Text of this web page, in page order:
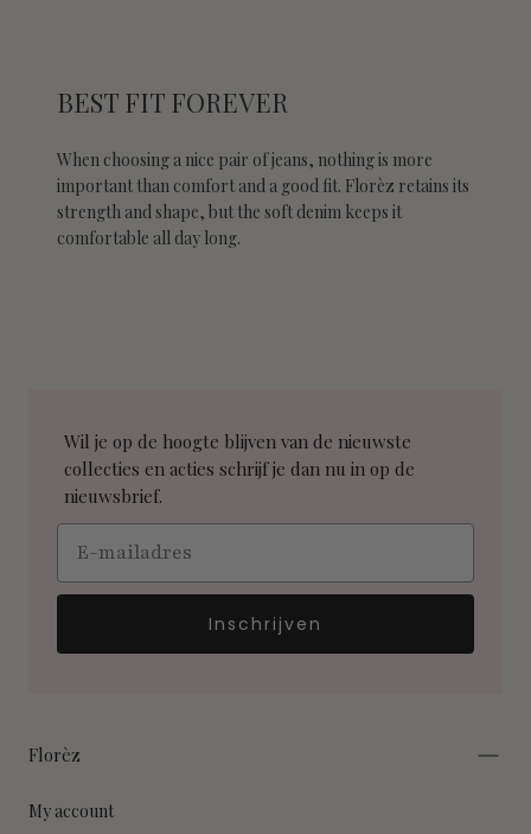
BEST FIT FOREVER
When choosing a nice pair of jeans, nothing is more
important than comfort and a good fit. Florèz retains its
strength and shape, but the soft denim keeps it
comfortable all day long.
Wil je op de hoogte blijven van de nieuwste
collecties en acties schrijf je dan nu in op de
nieuwsbrief.
Inschrijven
Florèz
My account